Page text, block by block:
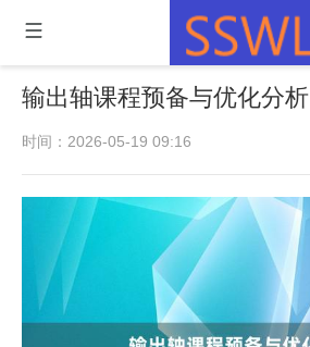
输出轴课程预备与优化分析
时间：2026-05-19 09:16